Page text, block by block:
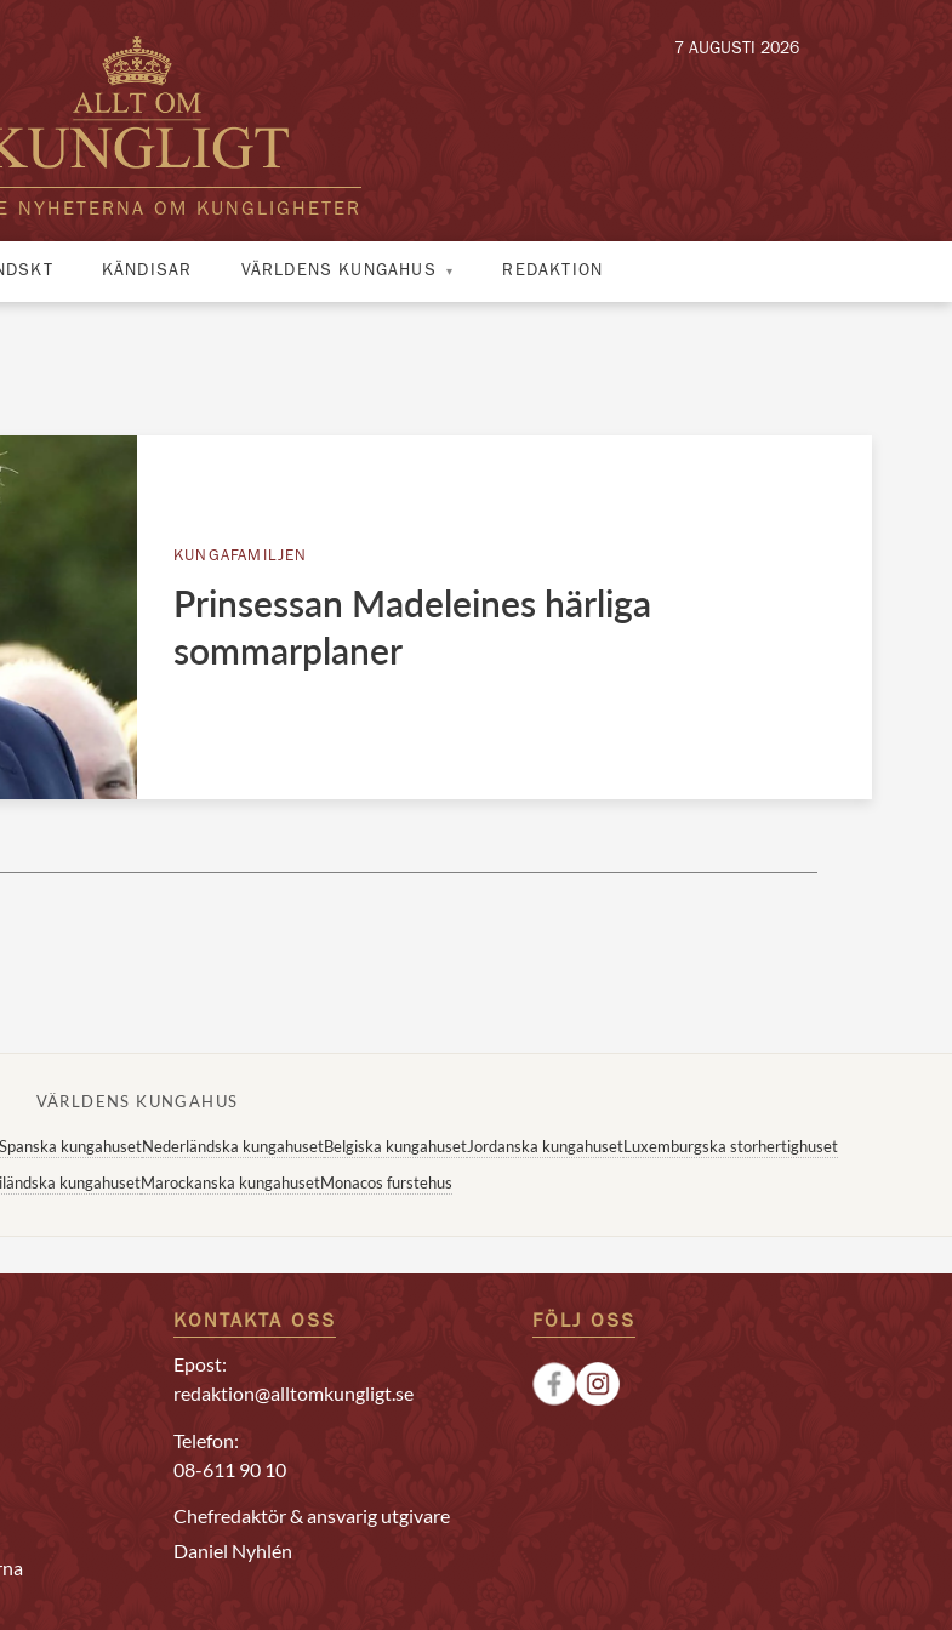
NYHETERNA OM KUNGLIGHETER
7 AUGUSTI 2026
KÄNDISAR VÄRLDENS KUNGAHUS REDAKTION
KUNGAFAMILJEN
Prinsessan Madeleines härliga
sommarplaner
VÄRLDENS KUNGAHUS
kungahusetNederländska kungahusetBelgiska kungahusetJordanska kungahusetLuxemburgska storhertighuset
kungahusetMarockanska kungahusetMonacos furstehus
KONTAKTA OSS
Epost:
redaktion@alltomkungligt.se
Telefon:
08-611 90 10
Chefredaktör & ansvarig utgivare
Daniel Nyhlén
FÖLJ OSS